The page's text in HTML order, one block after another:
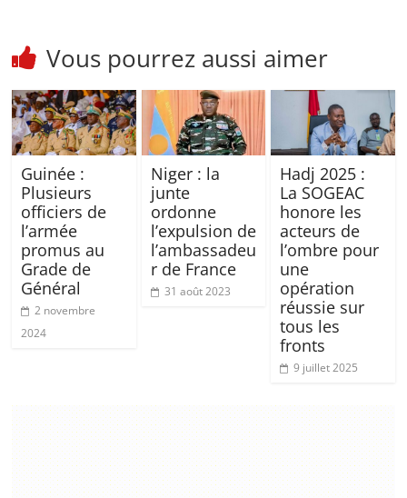
Vous pourrez aussi aimer
Guinée :
Plusieurs
officiers de
l’armée
promus au
Grade de
Général
2 novembre
2024
Niger : la
junte
ordonne
l’expulsion de
l’ambassadeu
r de France
31 août 2023
Hadj 2025 :
La SOGEAC
honore les
acteurs de
l’ombre pour
une
opération
réussie sur
tous les
fronts
9 juillet 2025